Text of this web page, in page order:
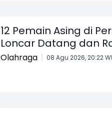
12 Pemain Asing di
Loncar Datang dan
Olahraga 08 Agu 2026, 20:22